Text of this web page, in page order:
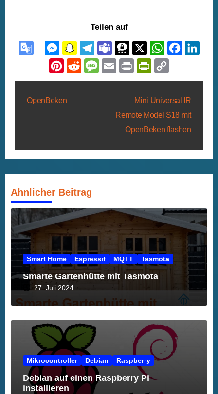
Teilen auf
OpenBeken
Mini Universal IR
Remote Model S18 mit
OpenBeken flashen
Ähnlicher Beitrag
Smart Home Espressif MQTT Tasmota
Smarte Gartenhütte mit Tasmota
27. Juli 2024
Mikrocontroller Debian Raspberry
Debian auf einen Raspberry Pi
installieren